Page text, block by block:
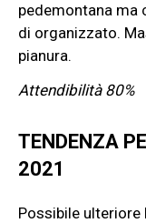
pedemontana ma
di organizzato.
pianura.
Attendibilità 80%
TENDENZA
2021
Possibile ulteriore